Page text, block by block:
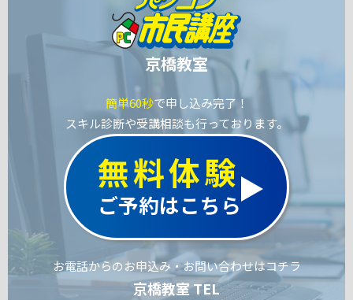
京橋教室
簡単60秒で申し込み完了！
スキル診断や受講相談も行っております。
無料体験
ご予約はこちら
お電話からのお申込み・お問い合わせはコチラ
京橋教室 TEL